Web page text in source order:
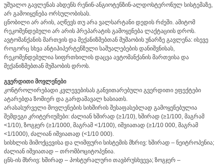
უშუალო გავლენას ახდენს რენინ-ანგიოტენზინ-ალდოსტერონულ სისტემაზე,
არ გამოიყენება ორსულობისას.
ცნობილი არ არის, აღწევს თუ არა ვალსარტანი დედის რძეში. ამიტომ
რეკომენდებული არ არის პრეპარატის გამოყენება ლაქტაციის დროს.
ავტომანქანის მართვის და მექანიზმებთან მუშაობის უნარზე გავლენა: ისევე
როგორც სხვა ანტიჰიპერტენზული საშუალებების დანიშვნისას,
რეკომენდებულია სიფრთხილის დაცვა ავტომანქანის მართვისა და
მექანიზმებთან მუშაობის დროს.
გვერდითი მოვლენები
კონტროლირებადი კვლევებისას განვითარებული გვერდითი ეფექტები
ატარებდა ზომიერ და გარდამავალ ხასიათს.
არასასურველი მოვლენების სიხშირის შესაფასებლად გამოყენებულია
შემდეგი კრიტერიუმები: ძალიან ხშირად (≥1/10), ხშირად (≥1/100, მაგრამ
<1/10), ზოგჯერ (≥1/1000, მაგრამ <1/100), იშვიათად (≥1/10 000, მაგრამ
<1/1000), ძალიან იშვიათად (<1/10 000).
სისხლის მიმოქცევისა და ლიმფური სისტემის მხრივ: ხშირად – ნეიტროპენია;
ძალიან იშვიათად – თრომბოციტოპენია.
ცნს-ის მხრივ: ხშირად – პოსტურალური თავბრუსხვევა; ზოგჯერ –